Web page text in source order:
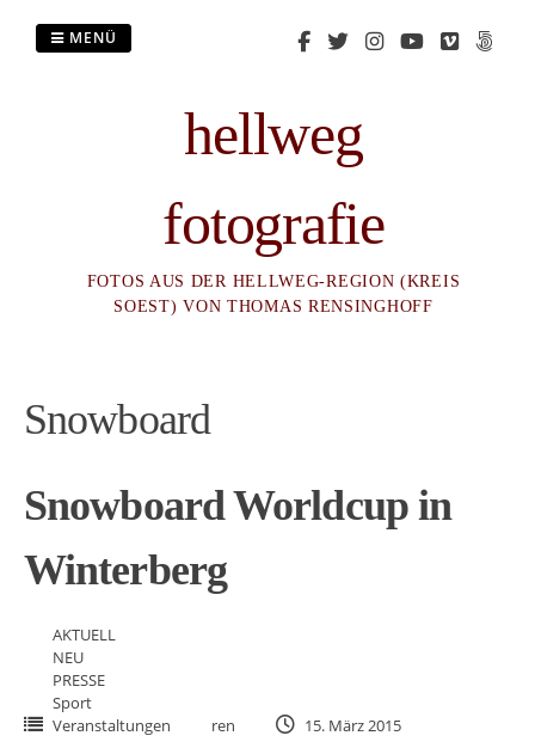
hellweg
fotografie
FOTOS AUS DER HELLWEG-REGION (KREIS
SOEST) VON THOMAS RENSINGHOFF
MENÜ
Snowboard
Snowboard Worldcup in
Winterberg
AKTUELL
NEU
PRESSE
Sport
Veranstaltungen
ren 15. März 2015